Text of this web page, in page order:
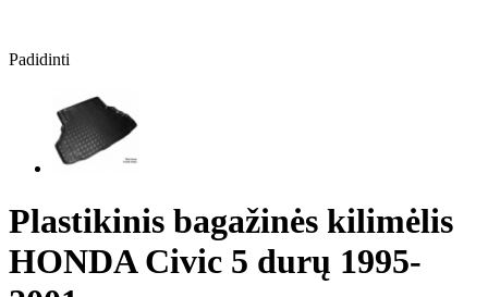
Padidinti
Plastikinis bagažinės kilimėlis
HONDA Civic 5 durų 1995-